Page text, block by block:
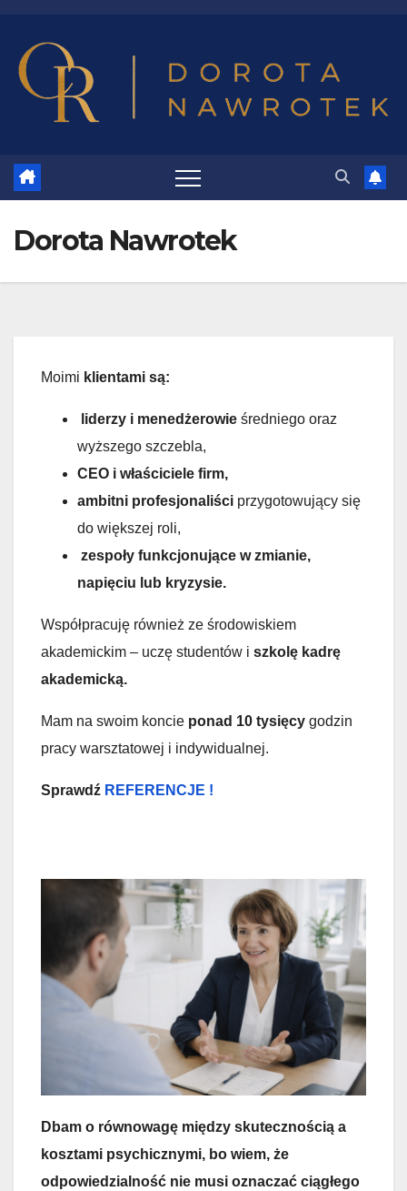
Dorota Nawrotek
Moimi klientami są:
liderzy i menedżerowie średniego oraz
wyższego szczebla,
CEO i właściciele firm,
ambitni profesjonaliści przygotowujący się
do większej roli,
zespoły funkcjonujące w zmianie,
napięciu lub kryzysie.
Współpracuję również ze środowiskiem
akademickim – uczę studentów i szkolę kadrę
akademicką.
Mam na swoim koncie ponad 10 tysięcy godzin
pracy warsztatowej i indywidualnej.
Sprawdź REFERENCJE !
Dbam o równowagę między skutecznością a
kosztami psychicznymi, bo wiem, że
odpowiedzialność nie musi oznaczać ciągłego